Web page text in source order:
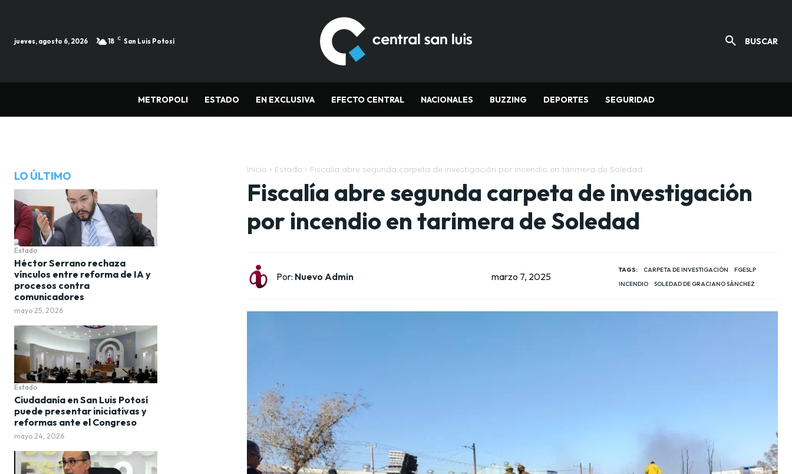
jueves, agosto 6, 2026 18 C San Luis Potosí BUSCAR
METROPOLI ESTADO EN EXCLUSIVA EFECTO CENTRAL NACIONALES BUZZING DEPORTES SEGURIDAD
LO ÚLTIMO
Estado
Héctor Serrano rechaza
vínculos entre reforma de IA y
procesos contra
comunicadores
mayo 25, 2026
Estado
Ciudadanía en San Luis Potosí
puede presentar iniciativas y
reformas ante el Congreso
mayo 24, 2026
Inicio Estado Fiscalía abre segunda carpeta de investigación por incendio en tarimera de Soledad
Fiscalía abre segunda carpeta de investigación
por incendio en tarimera de Soledad
Por: Nuevo Admin marzo 7, 2025
TAGS: CARPETA DE INVESTIGACIÓN
FGESLP
INCENDIO
SOLEDAD DE GRACIANO SÁNCHEZ